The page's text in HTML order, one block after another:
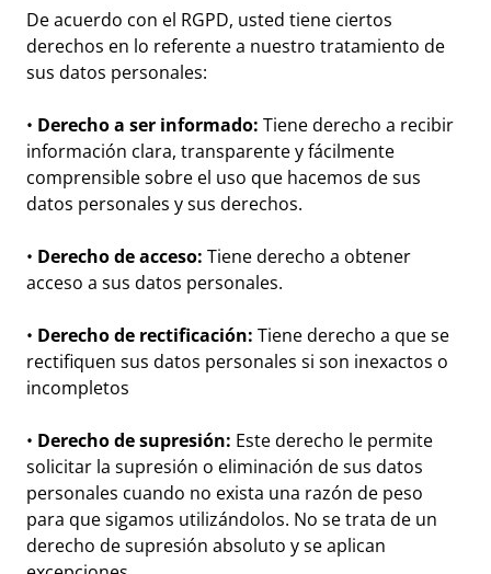
De acuerdo con el RGPD, usted tiene ciertos
derechos en lo referente a nuestro tratamiento de
sus datos personales:
• Derecho a ser informado: Tiene derecho a recibir
información clara, transparente y fácilmente
comprensible sobre el uso que hacemos de sus
datos personales y sus derechos.
• Derecho de acceso: Tiene derecho a obtener
acceso a sus datos personales.
• Derecho de rectificación: Tiene derecho a que se
rectifiquen sus datos personales si son inexactos o
incompletos
• Derecho de supresión: Este derecho le permite
solicitar la supresión o eliminación de sus datos
personales cuando no exista una razón de peso
para que sigamos utilizándolos. No se trata de un
derecho de supresión absoluto y se aplican